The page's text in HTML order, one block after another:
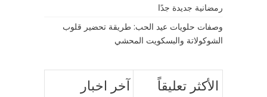
رمضانية جديدة جدًا
وصفات حلويات عيد الحب: طريقة تحضير قلوب
الشوكولاتة والبسكويت المحشي
آخر اخبار الأكثر تعليقاً